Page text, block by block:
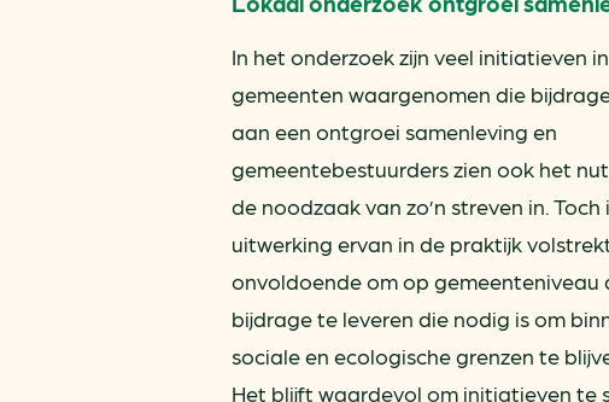
In het onderzoek zijn veel initiatieven in
gemeenten waargenomen die
aan een ontgroei samenleving en
gemeentebestuurders zien ook het
de noodzaak van zo’n streven in. Toch
uitwerking ervan in de praktijk
onvoldoende om op gemeenteniveau
bijdrage te leveren die nodig is om
sociale en ecologische grenzen te
Het blijft waardevol om initiatieven te